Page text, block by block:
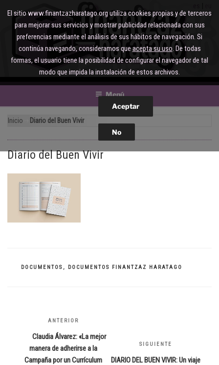
contenido
Menú
Inicio Diario del Buen Vivir
Diario del Buen Vivir
CATEGORÍAS
DOCUMENTOS , DOCUMENTOS FINANTZAZ HARATAGO
Navegación
entradas
Entrada
anterior:
ANTERIOR
Claudia Álvarez: «La mejor
manera de adherirse a la
Campaña por un Currículum
Siguiente
entrada
SIGUIENTE
DIARIO DEL BUEN VIVIR: Un viaje
El sitio www.finantzazharatago.org utiliza cookies propias y de terceros
para mejorar sus servicios y mostrar publicidad relacionada con sus
preferencias mediante el análisis de sus hábitos de navegación. Si
continúa navegando, consideramos queacepta su uso. De todas
formas, el usuario tiene la posibilidad de configurar el navegador de tal
modo que impida la instalación de estos archivos.